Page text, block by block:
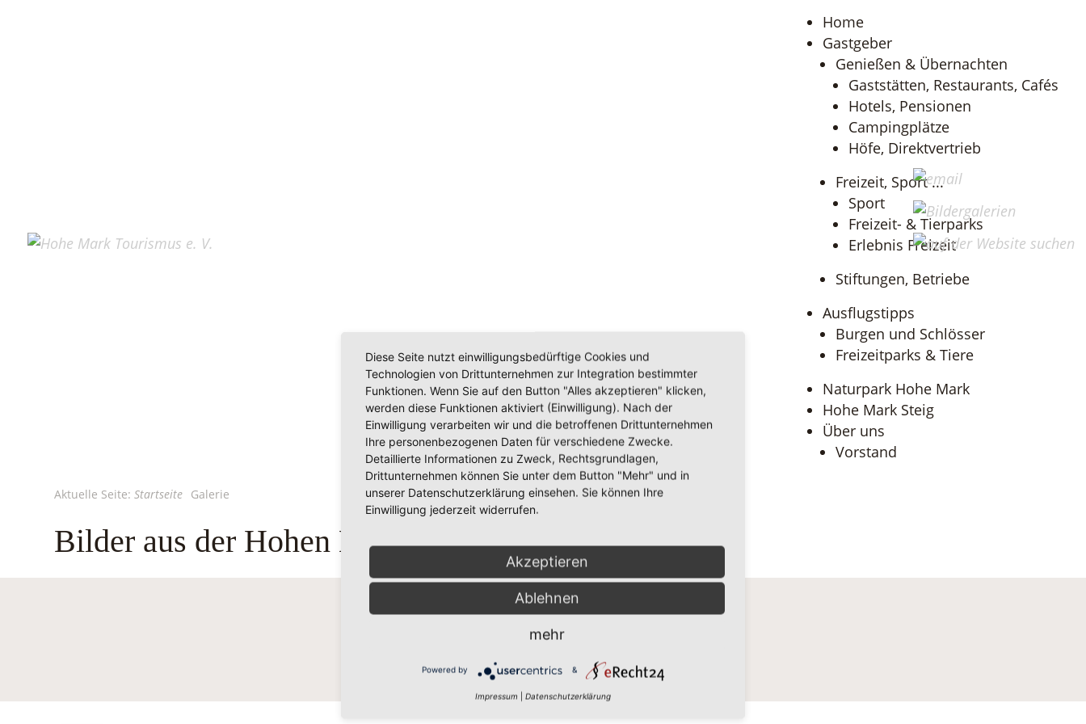
Home
Gastgeber
Genießen & Übernachten
Gaststätten, Restaurants, Cafés
Hotels, Pensionen
Campingplätze
Höfe, Direktvertrieb
Freizeit, Sport ...
Sport
Freizeit- & Tierparks
Erlebnis Freizeit
Stiftungen, Betriebe
Ausflugstipps
Burgen und Schlösser
Freizeitparks & Tiere
Naturpark Hohe Mark
Hohe Mark Steig
Über uns
Vorstand
Aktuelle Seite:Startseite Galerie
Bilder aus der Hohen Mark
Diese Seite nutzt einwilligungsbedürftige Cookies und
Technologien von Drittunternehmen zur Integration bestimmter
Funktionen. Wenn Sie auf den Button "Alles akzeptieren" klicken,
werden diese Funktionen aktiviert (Einwilligung). Nach der
Einwilligung verarbeiten wir und die betroffenen Drittunternehmen
Ihre personenbezogenen Daten für verschiedene Zwecke.
Detaillierte Informationen zu Zweck, Rechtsgrundlagen,
Drittunternehmen können Sie unter dem Button "Mehr" und in
unserer Datenschutzerklärung einsehen. Sie können Ihre
Einwilligung jederzeit widerrufen.
Akzeptieren
Ablehnen
mehr
Powered by &
Impressum | Datenschutzerklärung